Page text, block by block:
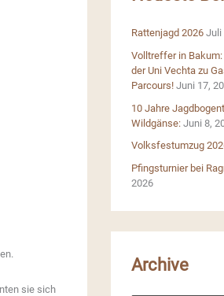
sie sich
c
h
:
Rattenjagd 2026 Juli
Volltreffer in
der Uni Vechta zu
Parcours! Juni 17,
10 Jahre
Wildgänse: Juni 8,
Volksfestumzug
Pfingsturnier bei
2026
Archive